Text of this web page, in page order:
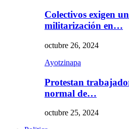
Colectivos exigen
militarización en…
octubre 26, 2024
Ayotzinapa
Protestan
normal de…
octubre 25, 2024